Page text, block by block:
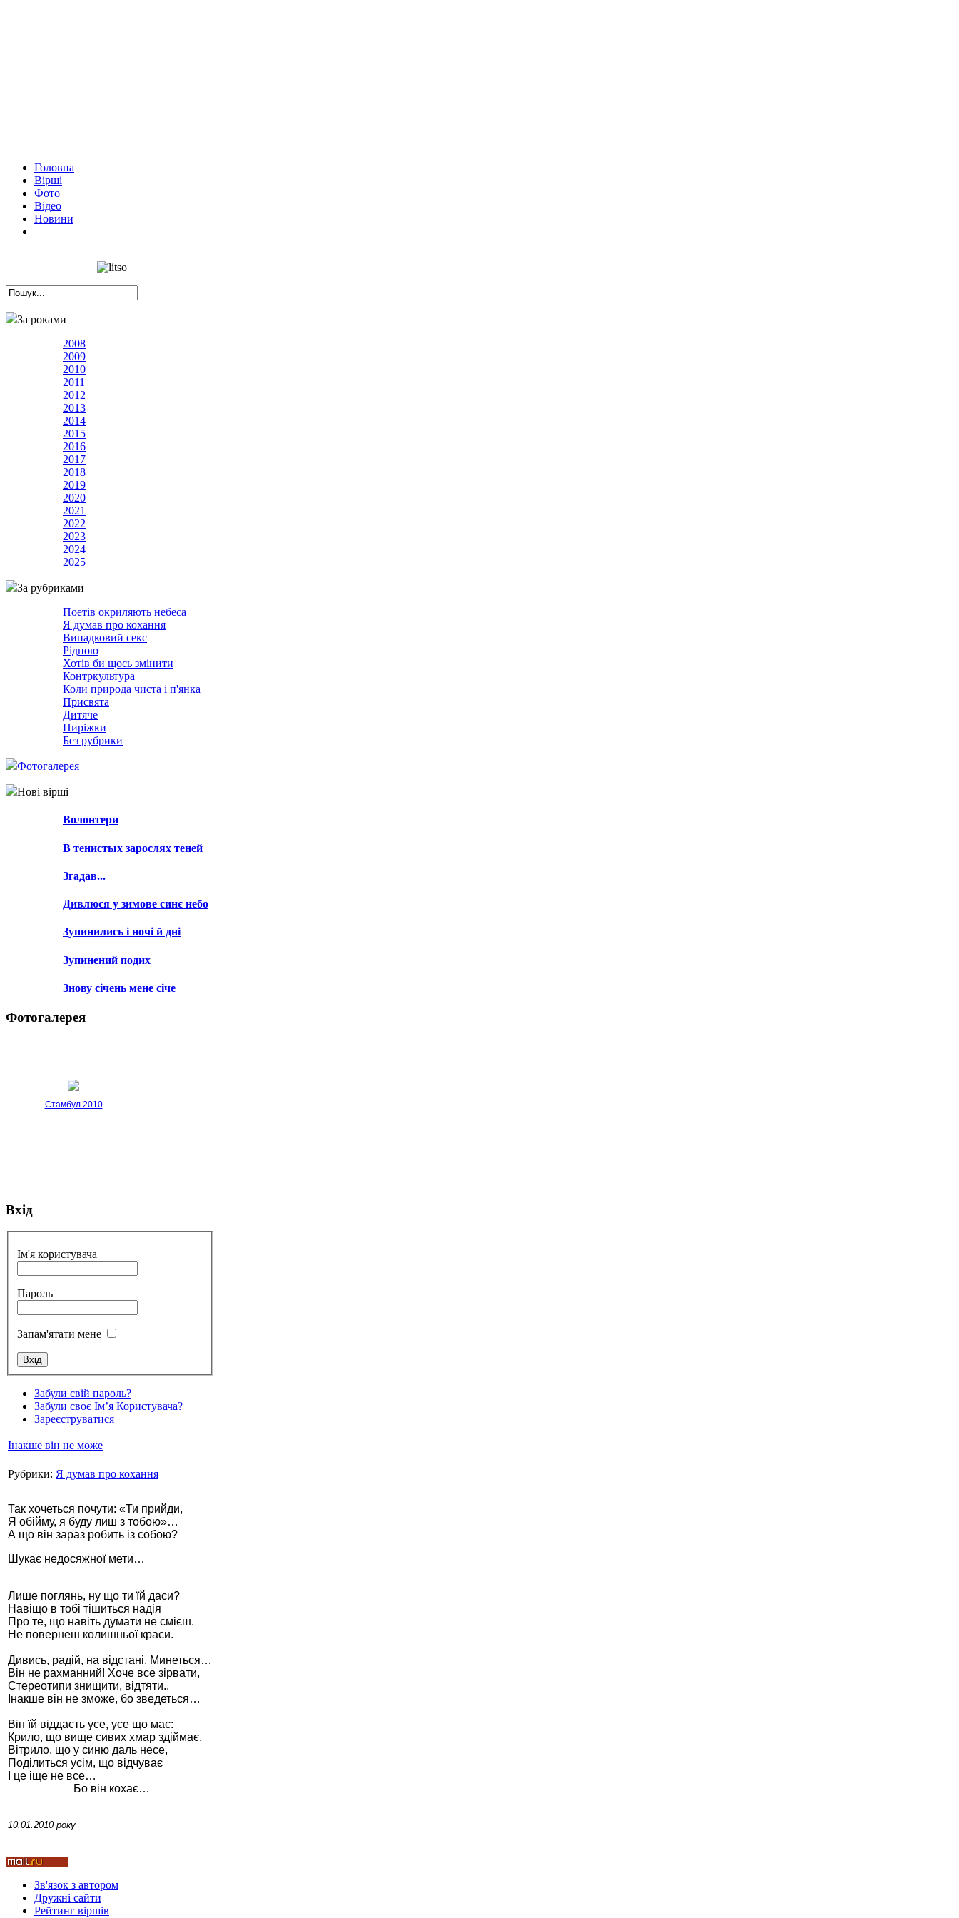
Головна
Вірші
Фото
Відео
Новини
За роками
2008
2009
2010
2011
2012
2013
2014
2015
2016
2017
2018
2019
2020
2021
2022
2023
2024
2025
За рубриками
Поетів окриляють небеса
Я думав про кохання
Випадковий секс
Рідною
Хотів би щось змінити
Контркультура
Коли природа чиста і п'янка
Присвята
Дитяче
Пиріжки
Без рубрики
Фотогалерея
Нові вірші
Волонтери
В тенистых зарослях теней
Згадав...
Дивлюся у зимове синє небо
Зупинились і ночі й дні
Зупинений подих
Знову січень мене січе
Фотогалерея
Стамбул 2010
Стамбул 2010
Стамбул 2010
Стамбул 2010
Вхід
Ім'я користувача
Пароль
Запам'ятати мене
Забули свій пароль?
Забули своє Ім’я Користувача?
Зареєструватися
Інакше він не може
Рубрики: Я думав про кохання
Так хочеться почути: «Ти прийди,
Я обійму, я буду лиш з тобою»…
А що він зараз робить із собою?
Шукає недосяжної мети…
Лише поглянь, ну що ти їй даси?
Навіщо в тобі тішиться надія
Про те, що навіть думати не смієш.
Не повернеш колишньої краси.
Дивись, радій, на відстані. Минеться…
Він не рахманний! Хоче все зірвати,
Стереотипи знищити, відтяти..
Інакше він не зможе, бо зведеться…
Він їй віддасть усе, усе що має:
Крило, що вище сивих хмар здіймає,
Вітрило, що у синю даль несе,
Поділиться усім, що відчуває
І це іще не все…
Бо він кохає…
10.01.2010 року
Зв'язок з автором
Дружні cайти
Рейтинг віршів